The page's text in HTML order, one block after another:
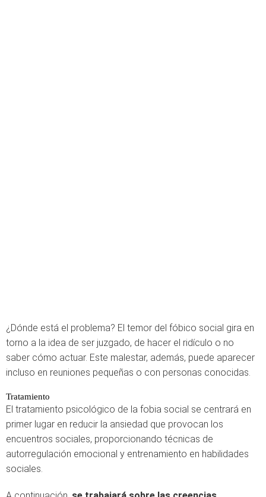
¿Dónde está el problema? El temor del fóbico social gira en
torno a la idea de ser juzgado, de hacer el ridículo o no
saber cómo actuar. Este malestar, además, puede aparecer
incluso en reuniones pequeñas o con personas conocidas.
Tratamiento
El tratamiento psicológico de la fobia social se centrará en
primer lugar en reducir la ansiedad que provocan los
encuentros sociales, proporcionando técnicas de
autorregulación emocional y entrenamiento en habilidades
sociales.